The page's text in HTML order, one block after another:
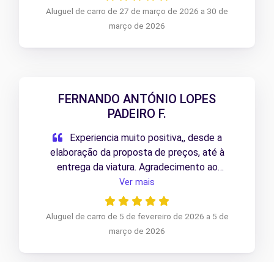
Aluguel de carro de 27 de março de 2026 a 30 de
março de 2026
FERNANDO ANTÓNIO LOPES
PADEIRO F.
Experiencia muito positiva,, desde a
elaboração da proposta de preços, até à
entrega da viatura. Agradecimento ao
profissionalismo da colaboradora responsável
pelo processo.
Ver mais
Aluguel de carro de 5 de fevereiro de 2026 a 5 de
março de 2026